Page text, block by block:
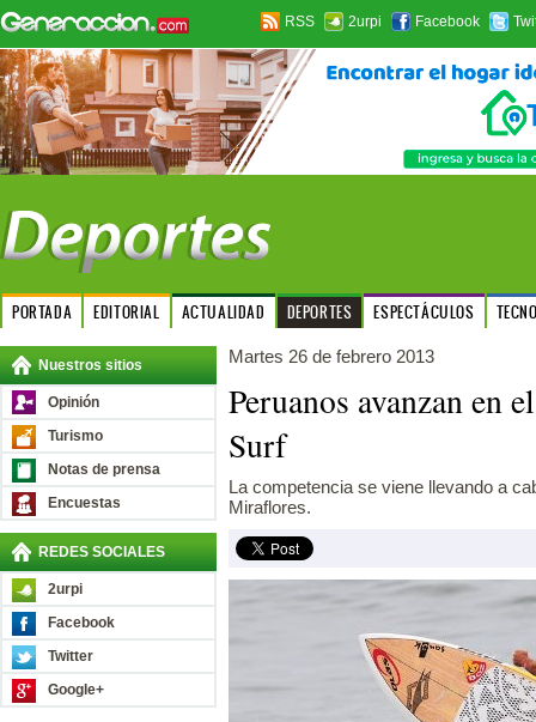
RSS 2urpi Facebook
PORTADA EDITORIAL ACTUALIDAD DEPORTES ESPECTÁCULOS
Nuestros sitios
Opinión
Turismo
Notas de prensa
Encuestas
REDES SOCIALES
2urpi
Facebook
Twitter
Google+
Martes 26 de febrero 2013
Peruanos avanzan en
Surf
La competencia se viene llevando a
Miraflores.